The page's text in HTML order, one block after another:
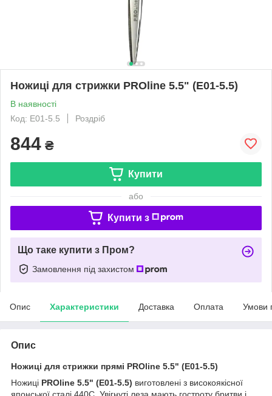
Ножиці для стрижки PROline 5.5" (E01-5.5)
В наявності
Код: E01-5.5
Роздріб
844 ₴
Купити
або
Купити з
Що таке купити з Пром?
Замовлення під захистом
Опис Характеристики Доставка Оплата Умови
Опис
Ножиці для стрижки прямі PROline 5.5" (E01-5.5)
Ножиці PROline 5.5" (E01-5.5) виготовлені з високоякісної
японської сталі 440С. Увігнуті леза мають гостроту бритви і